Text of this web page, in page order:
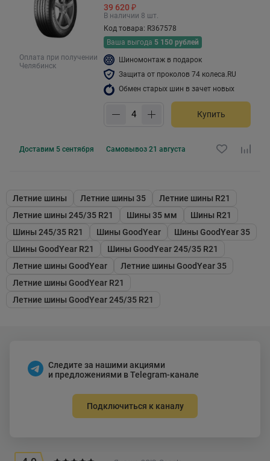
Оплата при получении
Челябинск
39 620 ₽
В наличии 8 шт.
Код товара: R367578
Ваша выгода 5 150 рублей
Шиномонтаж в подарок
Защита от проколов 74 колеса.RU
Обмен старых шин в зачет новых
Купить
Доставим 5 сентября Самовывоз 21 августа
Летние шины Летние шины 35
Летние шины R21
Летние шины 245/35 R21
Шины 35 мм
Шины R21
Шины 245/35 R21
Шины GoodYear
Шины GoodYear 35
Шины GoodYear R21
Шины GoodYear 245/35 R21
Летние шины GoodYear
Летние шины GoodYear 35
Летние шины GoodYear R21
Летние шины GoodYear 245/35 R21
Следите за нашими акциями
и предложениями в Telegram-канале
Подключиться к каналу